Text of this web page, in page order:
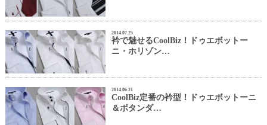
2014.07.25
衿で魅せるCoolBiz！ドゥエボットー
ニ・ホリゾン…
2014.06.21
CoolBiz定番の衿型！ドゥエボットーニ
＆ボタンダ…